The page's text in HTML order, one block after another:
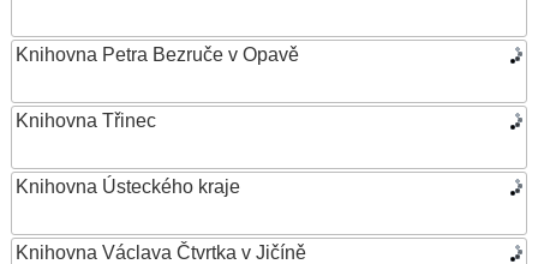
Knihovna Petra Bezruče v Opavě
Knihovna Třinec
Knihovna Ústeckého kraje
Knihovna Václava Čtvrtka v Jičíně